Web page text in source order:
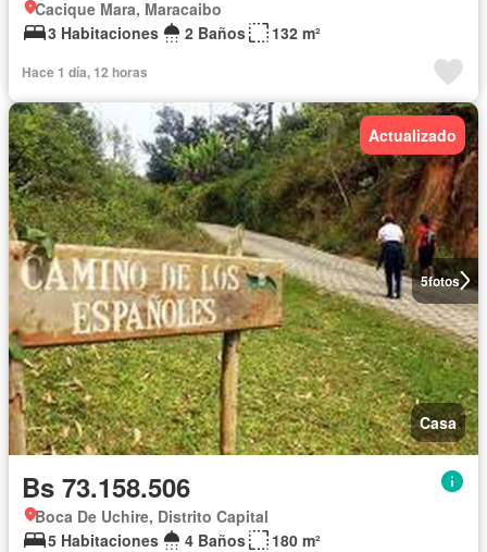
Cacique Mara, Maracaibo
3 Habitaciones
2 Baños 132 m²
Hace 1 día, 12 horas
5fotos
Actualizado
Casa
Bs 73.158.506
Boca De Uchire, Distrito Capital
5 Habitaciones
4 Baños
180 m²